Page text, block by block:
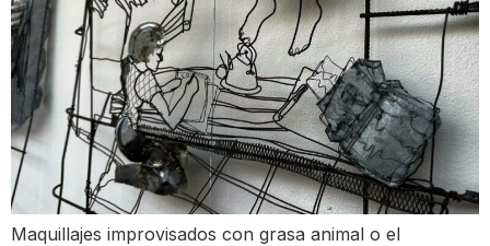
Maquillajes improvisados con grasa animal o el